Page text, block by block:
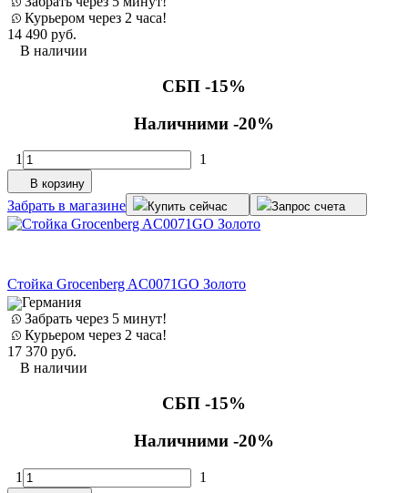
Курьером через 2 часа!
14 490 руб.
В наличии
СБП -15%
Наличними -20%
1 1
В корзину
Забрать в магазине Купить сейчас Запрос счета
Стойка Grocenberg AC0071GO Золото
Германия
Забрать через 5 минут!
Курьером через 2 часа!
17 370 руб.
В наличии
СБП -15%
Наличними -20%
1 1